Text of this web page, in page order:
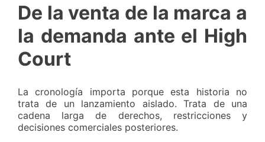
De la venta de la marca a
la demanda ante el High
Court
La cronología importa porque esta historia no
trata de un lanzamiento aislado. Trata de una
cadena larga de derechos, restricciones y
decisiones comerciales posteriores.